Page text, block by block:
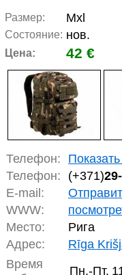
Размер: Mxl
Состояние: нов.
Цена: 42 €
Телефон:
Телефон:
(+371)
E-mail:
WWW:
Место:
Рига
Адрес:
Rīga
Время
Пн.-Пт.